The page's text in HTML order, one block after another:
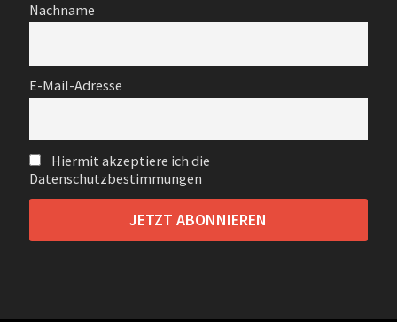
Nachname
E-Mail-Adresse
Hiermit akzeptiere ich die
Datenschutzbestimmungen